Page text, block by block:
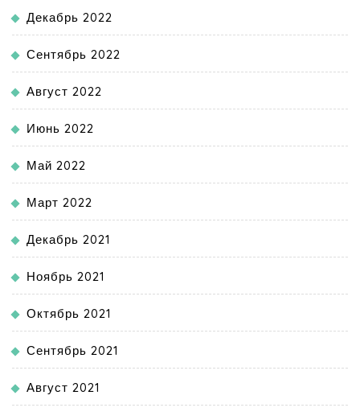
Декабрь 2022
Сентябрь 2022
Август 2022
Июнь 2022
Май 2022
Март 2022
Декабрь 2021
Ноябрь 2021
Октябрь 2021
Сентябрь 2021
Август 2021